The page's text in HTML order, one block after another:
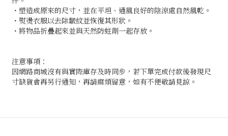
・塑造成原來的尺寸，並在平坦、通風良好的陰涼處自然風乾。
・熨燙衣服以去除皺紋並恢復其形狀。
・將物品折疊起來並與天然防蛀劑一起存放。
注意事項：
因網路商城沒有與實際庫存及時同步，若下單完成付款後發現尺
寸缺貨會再另行通知，再請麻煩留意，如有不便敬請見諒。